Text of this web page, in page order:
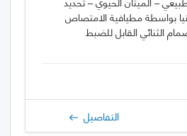
بواسطة مطيافية الامتصاص
الثنائي القابل للضبط
التفاصيل